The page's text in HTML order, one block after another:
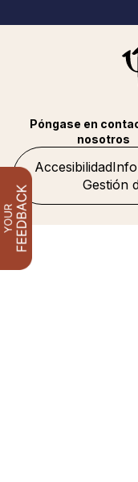
Accesibilidad
Gestión
Póngase en
nosotros